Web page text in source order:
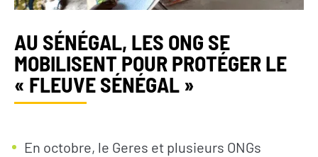
AU SÉNÉGAL, LES ONG SE
MOBILISENT POUR PROTÉGER LE
« FLEUVE SÉNÉGAL »
En octobre, le Geres et plusieurs ONGs